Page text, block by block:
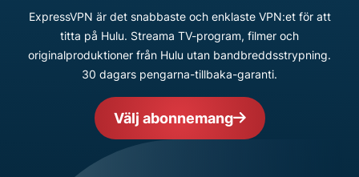
ExpressVPN är det snabbaste och enklaste VPN:et för att
titta på Hulu. Streama TV-program, filmer och
originalproduktioner från Hulu utan bandbreddsstrypning.
30 dagars pengarna-tillbaka-garanti.
Välj abonnemang